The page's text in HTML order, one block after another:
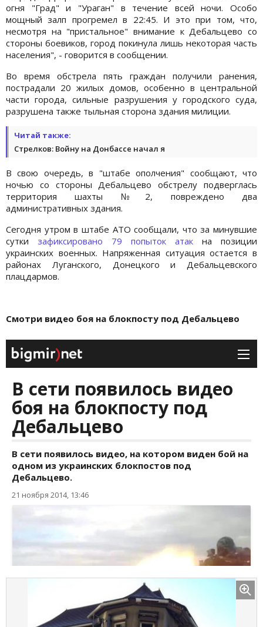
огня "Град" и "Ураган" в течение всей ночи. Особо
мощный залп прогремел в 22:45. И это при том, что,
несмотря на "пристальное" внимание к Дебальцево со
стороны боевиков, город покинула лишь некоторая часть
населения", - говорится в сообщении.
Во время обстрела пять граждан получили ранения,
пострадали 20 жилых домов, особенно в центральной
части города, сильные разрушения у городского суда,
разрушена также тыльная сторона здания милиции.
Читай также:
Стрелков: Войну на Донбассе начал я
В свою очередь, в "штабе ополчения" сообщают, что
ночью со стороны Дебальцево обстрелу подверглась
территория шахты №2, повреждено два
административных здания.
Сегодня утром в штабе АТО сообщали, что за минувшие
сутки зафиксировано 79 попыток атак на позиции
украинских военных. Напряженная ситуация остается в
районах Луганского, Донецкого и Дебальцевского
плацдармов.
Смотри видео боя на блокпосту под Дебальцево